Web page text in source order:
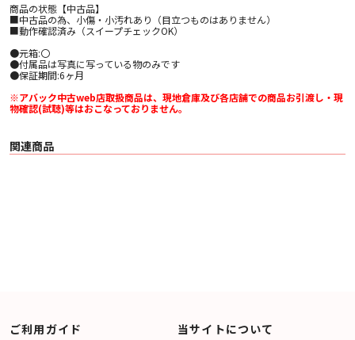
商品の状態【中古品】
■中古品の為、小傷・小汚れあり（目立つものはありません）
■動作確認済み（スイープチェックOK）
●元箱:〇
●付属品は写真に写っている物のみです
●保証期間:6ヶ月
※アバック中古web店取扱商品は、現地倉庫及び各店舗での商品お引渡し・現
物確認(試聴)等はおこなっておりません。
関連商品
ご利用ガイド 当サイトについて